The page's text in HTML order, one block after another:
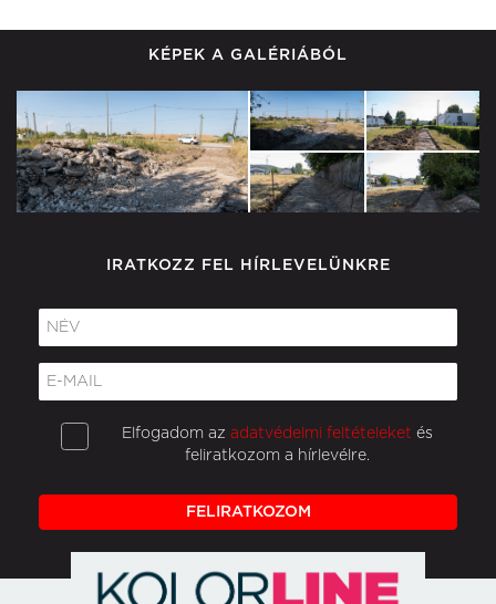
KÉPEK A GALÉRIÁBÓL
IRATKOZZ FEL HÍRLEVELÜNKRE
Elfogadom az adatvédelmi feltételeket és
feliratkozom a hírlevélre.
FELIRATKOZOM